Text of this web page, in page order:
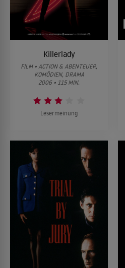
Killerlady
FILM • ACTION & ABENTEUER,
KOMÖDIEN, DRAMA
2006 • 115 MIN.
Lesermeinung